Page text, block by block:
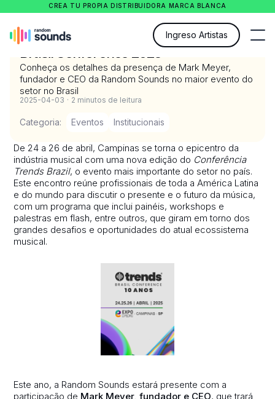
CREA TU PROPIA DISTRIBUIDORA MARCA BLANCA
Ingreso Artistas
Random Sounds presente na Trends
Brasil Conference 2025
Conheça os detalhes da presença de Mark Meyer,
fundador e CEO da Random Sounds no maior evento do
setor no Brasil
2025-04-03 · 2 minutos de leitura
Categoria: Eventos Institucionais
De 24 a 26 de abril, Campinas se torna o epicentro da
indústria musical com uma nova edição do Conferência
Trends Brazil, o evento mais importante do setor no país.
Este encontro reúne profissionais de toda a América Latina
e do mundo para discutir o presente e o futuro da música,
com um programa que inclui painéis, workshops e
palestras em flash, entre outros, que giram em torno dos
grandes desafios e oportunidades do atual ecossistema
musical.
Este ano, a Random Sounds estará presente com a
participação de Mark Meyer, fundador e CEO, que trará